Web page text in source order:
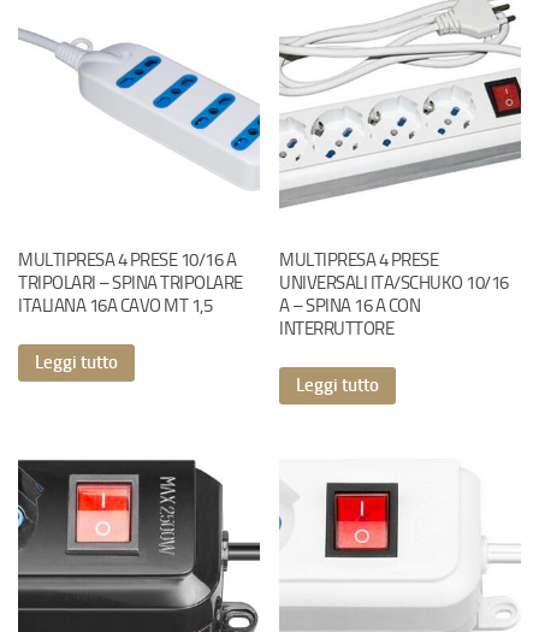
MULTIPRESA 4 PRESE 10/16 A
TRIPOLARI – SPINA TRIPOLARE
ITALIANA 16A CAVO MT 1,5
Leggi tutto
MULTIPRESA 4 PRESE
UNIVERSALI ITA/SCHUKO 10/16
A – SPINA 16 A CON
INTERRUTTORE
Leggi tutto